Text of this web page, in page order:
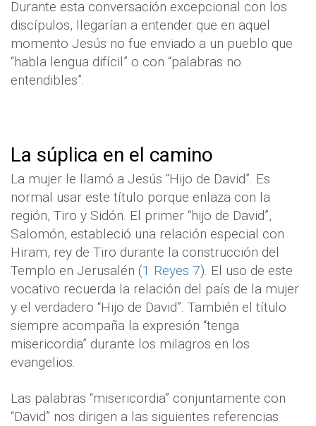
Durante esta conversación excepcional con los
discípulos, llegarían a entender que en aquel
momento Jesús no fue enviado a un pueblo que
“habla lengua difícil” o con “palabras no
entendibles”.
La súplica en el camino
La mujer le llamó a Jesús “Hijo de David”. Es
normal usar este título porque enlaza con la
región, Tiro y Sidón. El primer “hijo de David”,
Salomón, estableció una relación especial con
Hiram, rey de Tiro durante la construcción del
Templo en Jerusalén (1 Reyes 7). El uso de este
vocativo recuerda la relación del país de la mujer
y el verdadero “Hijo de David”. También el título
siempre acompaña la expresión “tenga
misericordia” durante los milagros en los
evangelios.
Las palabras “misericordia” conjuntamente con
“David” nos dirigen a las siguientes referencias